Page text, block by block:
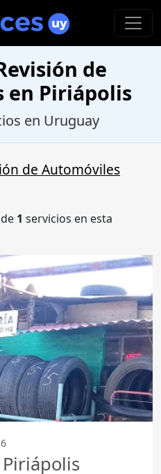
de
en Piriápolis
en Uruguay
de Automóviles
de 1 servicios en esta